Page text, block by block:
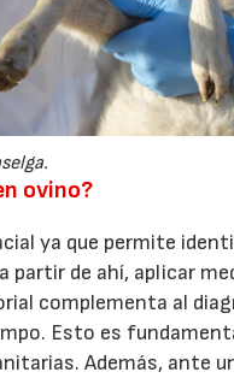
ovino?
ya que permite
partir de ahí, aplicar
complementa al
Esto es
Además, ante
07/07/2026